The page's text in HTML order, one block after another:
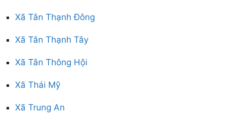
Xã Tân Thạnh Đông
Xã Tân Thạnh Tây
Xã Tân Thông Hội
Xã Thái Mỹ
Xã Trung An